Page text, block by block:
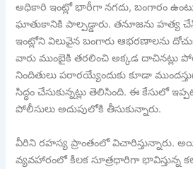
అధికారి ఇంట్లో భారీగా నగదు, బంగారం
ఘాతుకానికి పాల్పడ్డారు. తనూజను హత్య
ఇంట్లోని విలువైన బంగారు ఆభరణాలను
వారు ముంబైకి తరలించి అక్కడ దాచినట్లు
నిందితులు పరారయ్యేందుకు కూడా
సిద్ధం చేసుకున్నట్లు తెలిసింది. ఈ కేసులో
పోలీసులు అదుపులోకి తీసుకున్నారు.
వీరిని రహస్య ప్రాంతంలో విచారిస్తున్నారు.
వ్యవహారంలో కీలక సూత్రధారిగా భావిస్తున్న